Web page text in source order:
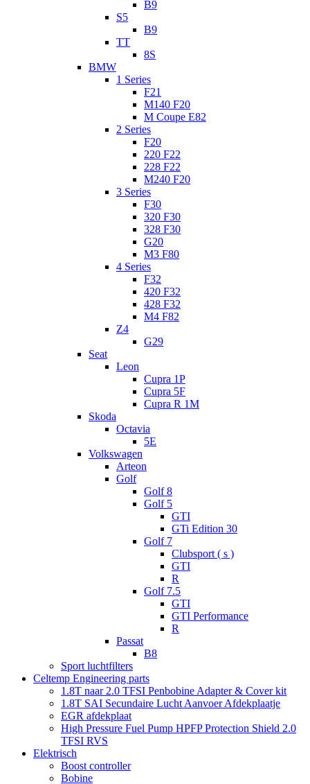
B9
S5
B9
TT
8S
BMW
1 Series
F21
M140 F20
M Coupe E82
2 Series
F20
220 F22
228 F22
M240 F20
3 Series
F30
320 F30
328 F30
G20
M3 F80
4 Series
F32
420 F32
428 F32
M4 F82
Z4
G29
Seat
Leon
Cupra 1P
Cupra 5F
Cupra R 1M
Skoda
Octavia
5E
Volkswagen
Arteon
Golf
Golf 8
Golf 5
GTI
GTi Edition 30
Golf 7
Clubsport ( s )
GTI
R
Golf 7.5
GTI
GTI Performance
R
Passat
B8
Sport luchtfilters
Celtemp Engineering parts
1.8T naar 2.0 TFSI Penbobine Adapter & Cover kit
1.8T SAI Secundaire Lucht Aanvoer Afdekplaatje
EGR afdekplaat
High Pressure Fuel Pump HPFP Protection Shield 2.0
TFSI RVS
Elektrisch
Boost controller
Bobine